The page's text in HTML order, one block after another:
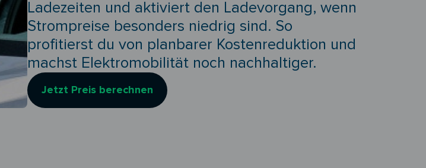
Ladezeiten und aktiviert den Ladevorgang, wenn
Strompreise besonders niedrig sind. So
profitierst du von planbarer Kostenreduktion und
machst Elektromobilität noch nachhaltiger.
Jetzt Preis berechnen